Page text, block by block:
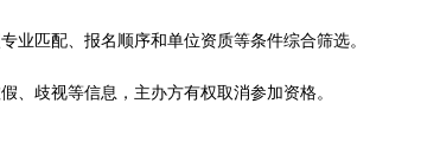
匹配、报名顺序和单位资质等条件综合筛选。
歧视等信息，主办方有权取消参加资格。